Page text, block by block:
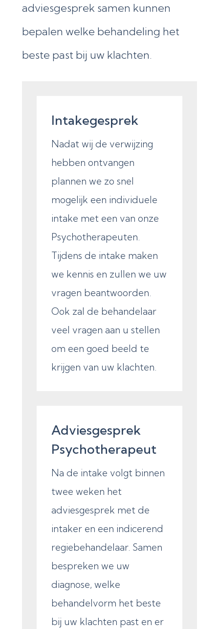
adviesgesprek samen kunnen
bepalen welke behandeling het
beste past bij uw klachten.
Intakegesprek
Nadat wij de verwijzing
hebben ontvangen
plannen we zo snel
mogelijk een individuele
intake met een van onze
Psychotherapeuten.
Tijdens de intake maken
we kennis en zullen we uw
vragen beantwoorden.
Ook zal de behandelaar
veel vragen aan u stellen
om een goed beeld te
krijgen van uw klachten.
Adviesgesprek
Psychotherapeut
Na de intake volgt binnen
twee weken het
adviesgesprek met de
intaker en een indicerend
regiebehandelaar. Samen
bespreken we uw
diagnose, welke
behandelvorm het beste
bij uw klachten past en er